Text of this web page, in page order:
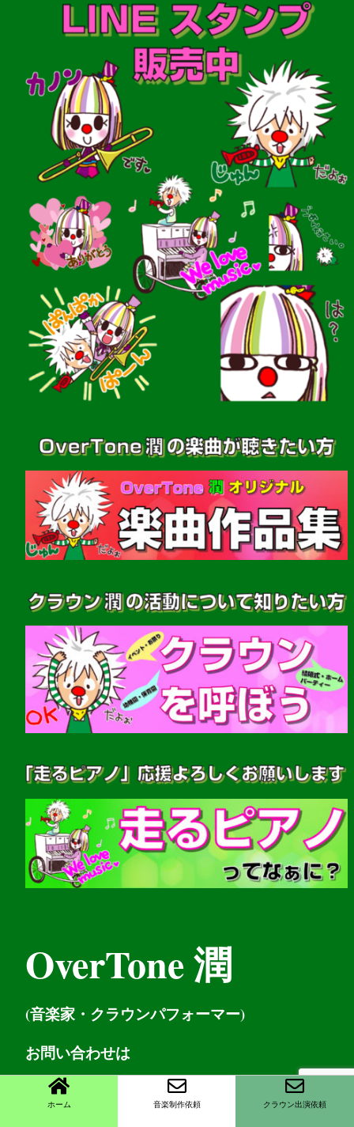
OverTone 潤
(音楽家・クラウンパフォーマー)
お問い合わせは
お問い合わせ
ホーム 音楽制作依頼 クラウン出演依頼